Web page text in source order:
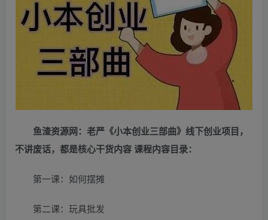
鱼渣资源网： 老严《小本创业三部曲》线下创业项目，
不讲废话，都是核心干货内容 课程内容目录：
第一课：如何摆摊
第二课：玩具批发